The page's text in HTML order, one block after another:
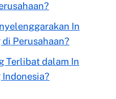
In
Perusahaan?
Terlibat dalam In